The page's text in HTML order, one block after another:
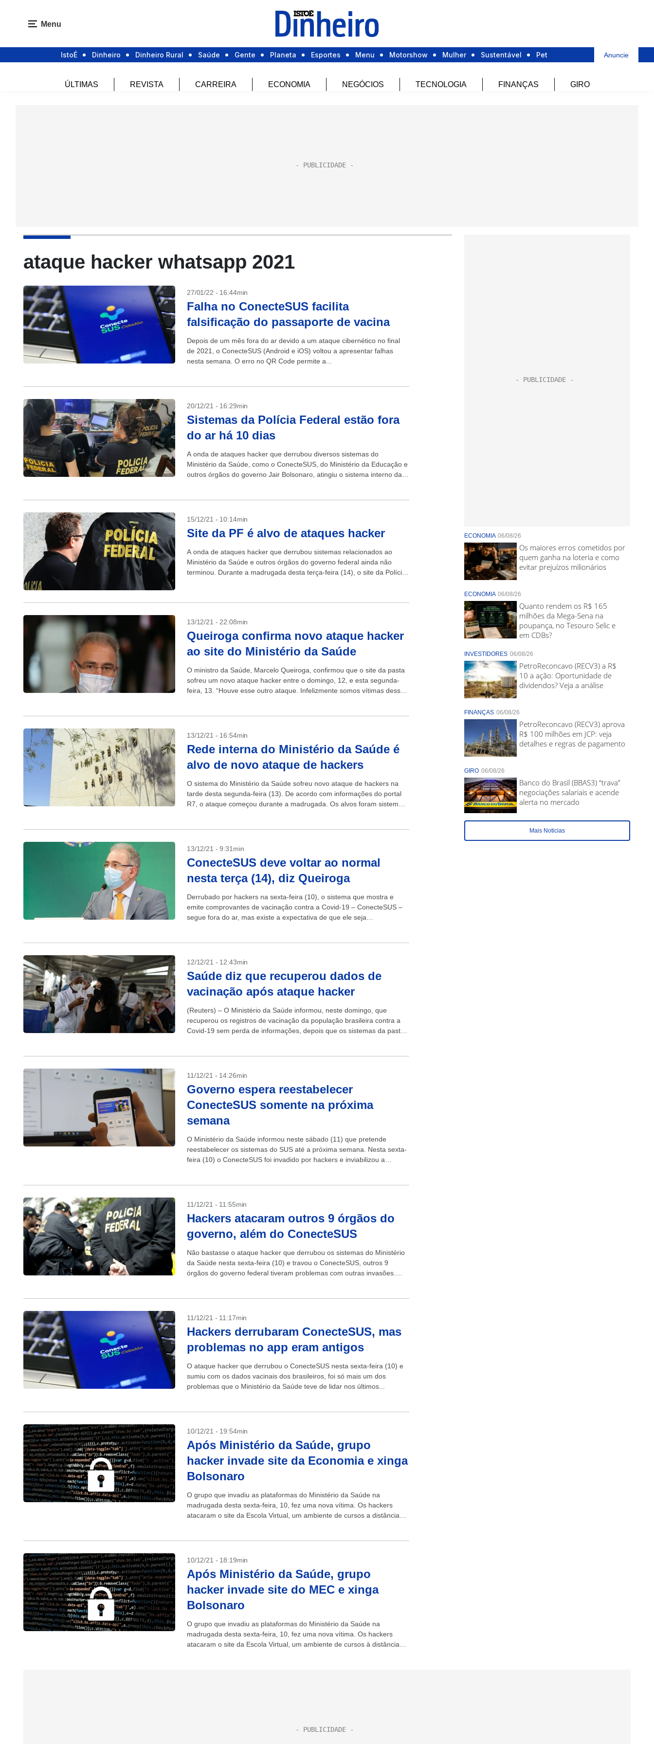
Menu
IstoÉ Dinheiro Dinheiro Rural Saúde Gente Planeta Esportes Menu Motorshow Mulher Sustentável Pet Anuncie
ÚLTIMAS REVISTA CARREIRA ECONOMIA NEGÓCIOS TECNOLOGIA FINANÇAS GIRO
ataque hacker whatsapp 2021
27/01/22 - 16:44min
Falha no ConecteSUS facilita
falsificação do passaporte de vacina
Depois de um mês fora do ar devido a um ataque cibernético no final
de 2021, o ConecteSUS (Android e iOS) voltou a apresentar falhas
nesta semana. O erro no QR Code permite a...
20/12/21 - 16:29min
Sistemas da Polícia Federal estão fora
do ar há 10 dias
A onda de ataques hacker que derrubou diversos sistemas do
Ministério da Saúde, como o ConecteSUS, do Ministério da Educação e
outros órgãos do governo Jair Bolsonaro, atingiu o sistema interno da
15/12/21 - 10:14min
Site da PF é alvo de ataques hacker
A onda de ataques hacker que derrubou sistemas relacionados ao
Ministério da Saúde e outros órgãos do governo federal ainda não
terminou. Durante a madrugada desta terça-feira (14), o site da Polícia
13/12/21 - 22:08min
Queiroga confirma novo ataque hacker
ao site do Ministério da Saúde
O ministro da Saúde, Marcelo Queiroga, confirmou que o site da pasta
sofreu um novo ataque hacker entre o domingo, 12, e esta segunda-
feira, 13. “Houve esse outro ataque. Infelizmente somos vítimas dessas
13/12/21 - 16:54min
Rede interna do Ministério da Saúde é
alvo de novo ataque de hackers
O sistema do Ministério da Saúde sofreu novo ataque de hackers na
tarde desta segunda-feira (13). De acordo com informações do portal
R7, o ataque começou durante a madrugada. Os alvos foram sistemas
13/12/21 - 9:31min
ConecteSUS deve voltar ao normal
nesta terça (14), diz Queiroga
Derrubado por hackers na sexta-feira (10), o sistema que mostra e
emite comprovantes de vacinação contra a Covid-19 – ConecteSUS –
segue fora do ar, mas existe a expectativa de que ele seja
12/12/21 - 12:43min
Saúde diz que recuperou dados de
vacinação após ataque hacker
(Reuters) – O Ministério da Saúde informou, neste domingo, que
recuperou os registros de vacinação da população brasileira contra a
Covid-19 sem perda de informações, depois que os sistemas da pasta
11/12/21 - 14:26min
Governo espera reestabelecer
ConecteSUS somente na próxima
semana
O Ministério da Saúde informou neste sábado (11) que pretende
reestabelecer os sistemas do SUS até a próxima semana. Nesta sexta-
feira (10) o ConecteSUS foi invadido por hackers e inviabilizou a
11/12/21 - 11:55min
Hackers atacaram outros 9 órgãos do
governo, além do ConecteSUS
Não bastasse o ataque hacker que derrubou os sistemas do Ministério
da Saúde nesta sexta-feira (10) e travou o ConecteSUS, outros 9
órgãos do governo federal tiveram problemas com outras invasões.
11/12/21 - 11:17min
Hackers derrubaram ConecteSUS, mas
problemas no app eram antigos
O ataque hacker que derrubou o ConecteSUS nesta sexta-feira (10) e
sumiu com os dados vacinais dos brasileiros, foi só mais um dos
problemas que o Ministério da Saúde teve de lidar nos últimos...
10/12/21 - 19:54min
Após Ministério da Saúde, grupo
hacker invade site da Economia e xinga
Bolsonaro
O grupo que invadiu as plataformas do Ministério da Saúde na
madrugada desta sexta-feira, 10, fez uma nova vítima. Os hackers
atacaram o site da Escola Virtual, um ambiente de cursos a distância
10/12/21 - 18:19min
Após Ministério da Saúde, grupo
hacker invade site do MEC e xinga
Bolsonaro
O grupo que invadiu as plataformas do Ministério da Saúde na
madrugada desta sexta-feira, 10, fez uma nova vítima. Os hackers
atacaram o site da Escola Virtual, um ambiente de cursos à distância
ECONOMIA 06/08/26
Os maiores erros cometidos por
quem ganha na loteria e como
evitar prejuízos milionários
ECONOMIA 06/08/26
Quanto rendem os R$ 165
milhões da Mega-Sena na
poupança, no Tesouro Selic e
em CDBs?
INVESTIDORES 06/08/26
PetroReconcavo (RECV3) a R$
10 a ação: Oportunidade de
dividendos? Veja a análise
FINANÇAS 06/08/26
PetroReconcavo (RECV3) aprova
R$ 100 milhões em JCP: veja
detalhes e regras de pagamento
GIRO 06/08/26
Banco do Brasil (BBAS3) “trava”
negociações salariais e acende
alerta no mercado
Mais Noticias